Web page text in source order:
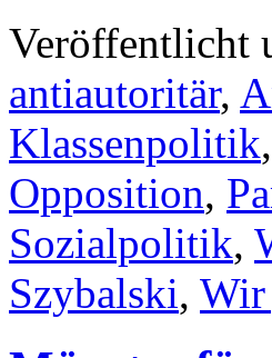
Veröffentlicht
antiautoritär,
Klassenpolitik,
Opposition,
Sozialpolitik,
Szybalski, Wir